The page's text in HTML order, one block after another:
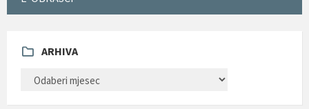
ARHIVA